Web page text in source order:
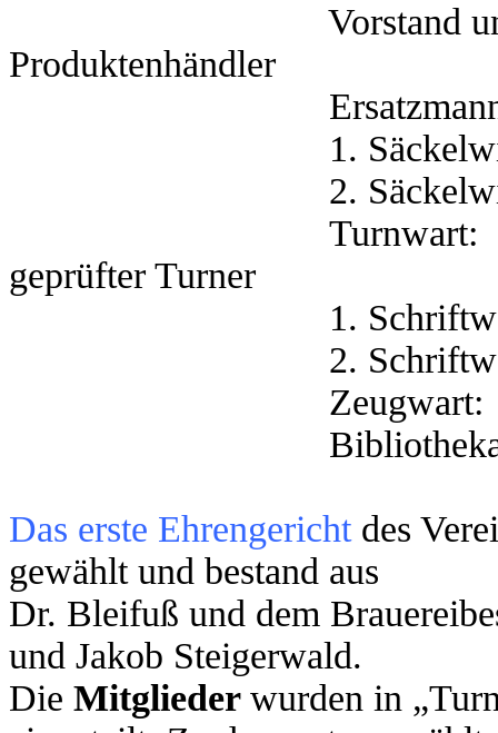
Vorstand und 1.
Produktenhändler
Ersatzmann:
1.
2.
Turnwart:
geprüfter Turner
1.
2.
Das erste Ehrengericht des
gewählt und bestand aus
Dr. Bleifuß und dem
und Jakob Steigerwald.
Die Mitglieder wurden in